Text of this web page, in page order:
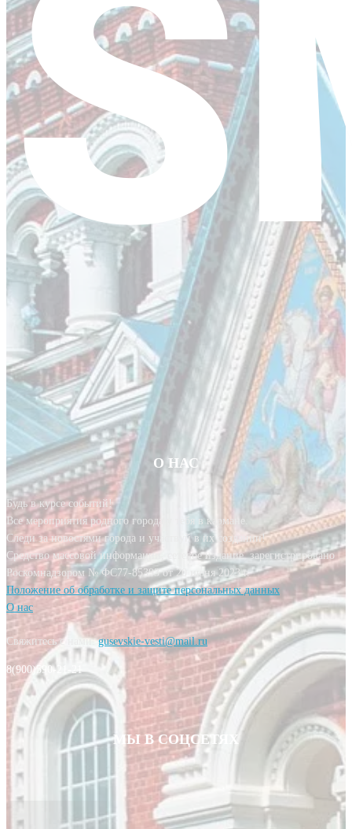
О НАС
Будь в курсе событий!
Все мероприятия родного города у тебя в кармане.
Следи за новостями города и участвуй в их создании!
Средство массовой информации, сетевое издание, зарегистрировано
Роскомнадзором № ФС77-85393 от 20 июня 2023 г.
Положение об обработке и защите персональных данных
О нас
Свяжитесь с нами:gusevskie-vesti@mail.ru
8(900)590-21-21
МЫ В СОЦСЕТЯХ